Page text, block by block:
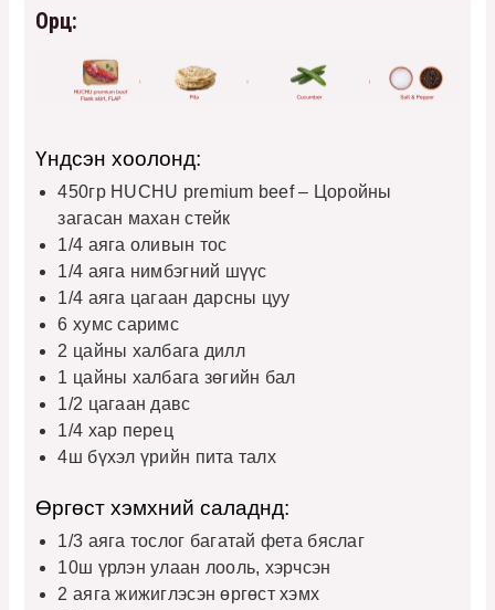
Орц:
Үндсэн хоолонд:
450гр HUCHU premium beef – Цоройны
загасан махан стейк
1/4 аяга оливын тос
1/4 аяга нимбэгний шүүс
1/4 аяга цагаан дарсны цуу
6 хумс саримс
2 цайны халбага дилл
1 цайны халбага зөгийн бал
1/2 цагаан давс
1/4 хар перец
4ш бүхэл үрийн пита талх
Өргөст хэмхний саладнд:
1/3 аяга тослог багатай фета бяслаг
10ш үрлэн улаан лооль, хэрчсэн
2 аяга жижиглэсэн өргөст хэмх